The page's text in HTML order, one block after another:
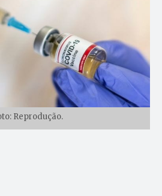
Reprodução.